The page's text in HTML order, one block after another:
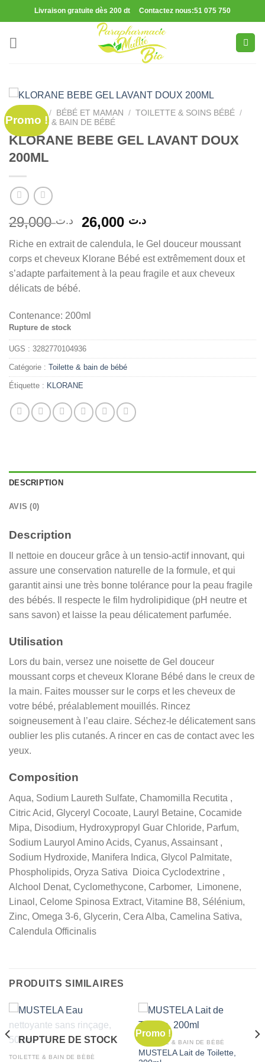
au
contenu
Livraison gratuite dès 200 dt Contactez nous:51 075 750
Promo !
/ BÉBÉ ET MAMAN / TOILETTE & SOINS BÉBÉ /
TOILETTE & BAIN DE BÉBÉ
KLORANE BEBE GEL LAVANT DOUX
200ML
د.ت29,000
Le
initial
était :
د.ت 29,000.
د.تLe
actuel
est :
د.ت 26,000.
Riche en extrait de calendula, le Gel douceur moussant
corps et cheveux Klorane Bébé est extrêmement doux et
s’adapte parfaitement à la peau fragile et aux cheveux
délicats de bébé.
Contenance: 200ml
Rupture de stock
UGS : 3282770104936
Catégorie : Toilette & bain de bébé
Étiquette : KLORANE
DESCRIPTION
AVIS (0)
Description
Il nettoie en douceur grâce à un tensio-actif innovant, qui
assure une conservation naturelle de la formule, et qui
garantit ainsi une très bonne tolérance pour la peau fragile
des bébés. Il respecte le film hydrolipidique (pH neutre et
sans savon) et laisse la peau délicatement parfumée.
Utilisation
Lors du bain, versez une noisette de Gel douceur
moussant corps et cheveux Klorane Bébé dans le creux de
la main. Faites mousser sur le corps et les cheveux de
votre bébé, préalablement mouillés. Rincez
soigneusement à l’eau claire. Séchez-le délicatement sans
oublier les plis cutanés. A rincer en cas de contact avec les
yeux.
Composition
Aqua, Sodium Laureth Sulfate, Chamomilla Recutita ,
Citric Acid, Glyceryl Cocoate, Lauryl Betaine, Cocamide
Mipa, Disodium, Hydroxypropyl Guar Chloride, Parfum,
Sodium Lauryol Amino Acids, Cyanus, Assainsant ,
Sodium Hydroxide, Manifera Indica, Glycol Palmitate,
Phospholipids, Oryza Sativa Dioica Cyclodextrine ,
Alchool Denat, Cyclomethycone, Carbomer, Limonene,
Linaol, Celome Spinosa Extract, Vitamine B8, Sélénium,
Zinc, Omega 3-6, Glycerin, Cera Alba, Camelina Sativa,
Calendula Officinalis
PRODUITS SIMILAIRES
RUPTURE DE STOCK
TOILETTE & BAIN DE BÉBÉ
Promo !
TOILETTE & BAIN DE BÉBÉ
MUSTELA Lait de Toilette,